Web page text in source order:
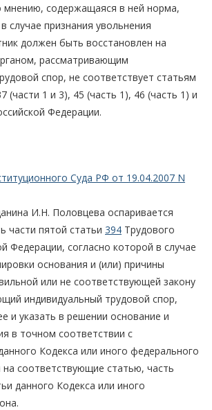
мнению, содержащаяся в ней норма,
случае признания увольнения
должен быть восстановлен на
рассматривающим
спор, не соответствует статьям
(части 1 и 3), 45 (часть 1), 46 (часть 1) и
Федерации.
Суда РФ от 19.04.2007 N
И.Н. Половцева оспаривается
части пятой статьи 394 Трудового
Федерации, согласно которой в случае
основания и (или) причины
или не соответствующей закону
индивидуальный трудовой спор,
и указать в решении основание и
в точном соответствии с
Кодекса или иного федерального
на соответствующие статью, часть
данного Кодекса или иного